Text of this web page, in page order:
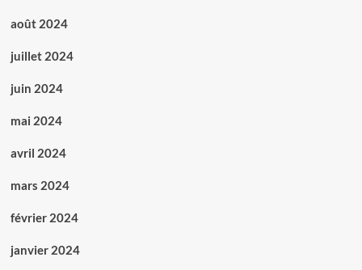
août 2024
juillet 2024
juin 2024
mai 2024
avril 2024
mars 2024
février 2024
janvier 2024